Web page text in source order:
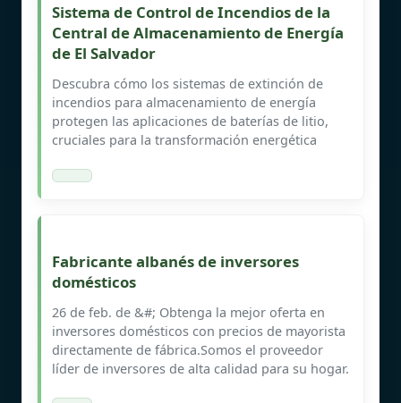
Sistema de Control de Incendios de la
Central de Almacenamiento de Energía
de El Salvador
Descubra cómo los sistemas de extinción de
incendios para almacenamiento de energía
protegen las aplicaciones de baterías de litio,
cruciales para la transformación energética
Fabricante albanés de inversores
domésticos
26 de feb. de &#; Obtenga la mejor oferta en
inversores domésticos con precios de mayorista
directamente de fábrica.Somos el proveedor
líder de inversores de alta calidad para su hogar.